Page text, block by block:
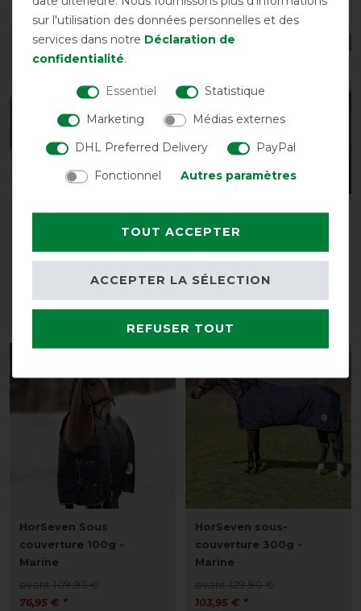
-20%
Busse Outdoor Fly Rug
avant 89,00 €
-20%
HorSeven Couverture
imperméable 50g -
103,95 € *
HorSeven Sous
couverture 100g -
Marine
avant 109,95 €
76,95 € *
HorSeven sous-
couverture 300g -
Marine
avant 129,90 €
103,95 € *
sur l'utilisation des données personnelles et des
services dans notre Déclaration de
confidentialité.
Essentiel
Statistique
Marketing
Médias externes
DHL Preferred Delivery
PayPal
Fonctionnel
Autres paramètres
TOUT ACCEPTER
REFUSER TOUT
ACCEPTER LA SÉLECTION